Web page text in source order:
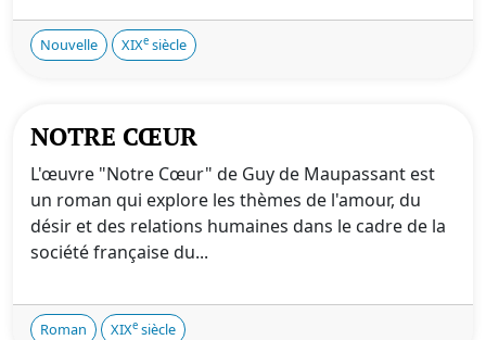
Nouvelle XIXe siècle
NOTRE CŒUR
L'œuvre "Notre Cœur" de Guy de Maupassant est
un roman qui explore les thèmes de l'amour, du
désir et des relations humaines dans le cadre de la
société française du...
Roman XIXe siècle